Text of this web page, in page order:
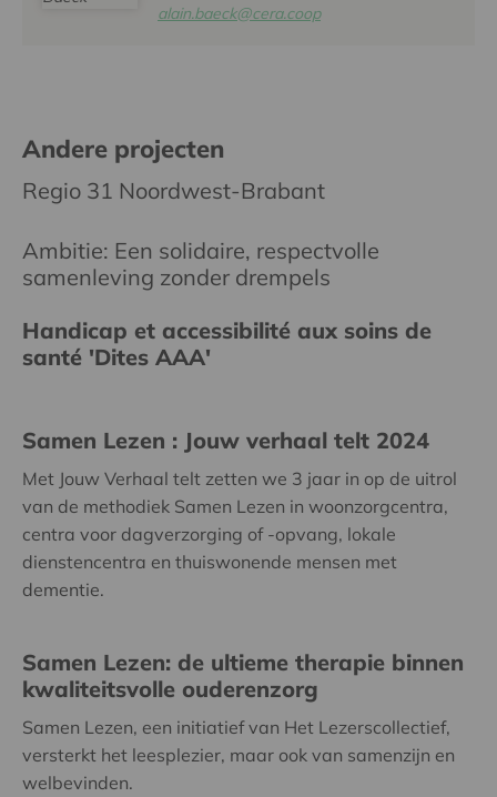
alain.baeck@cera.coop
Andere projecten
Regio 31 Noordwest-Brabant
Ambitie: Een solidaire, respectvolle
samenleving zonder drempels
Handicap et accessibilité aux soins de
santé 'Dites AAA'
Samen Lezen : Jouw verhaal telt 2024
Met Jouw Verhaal telt zetten we 3 jaar in op de uitrol
van de methodiek Samen Lezen in woonzorgcentra,
centra voor dagverzorging of -opvang, lokale
dienstencentra en thuiswonende mensen met
dementie.
Samen Lezen: de ultieme therapie binnen
kwaliteitsvolle ouderenzorg
Samen Lezen, een initiatief van Het Lezerscollectief,
versterkt het leesplezier, maar ook van samenzijn en
welbevinden.